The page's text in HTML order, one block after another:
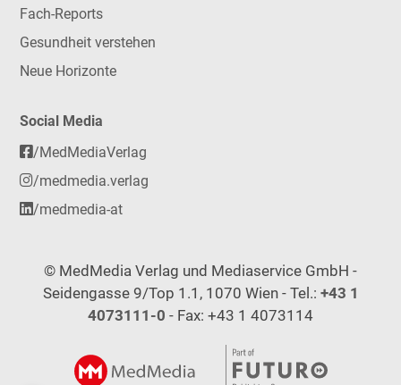
Fach-Reports
Gesundheit verstehen
Neue Horizonte
Social Media
/MedMediaVerlag
/medmedia.verlag
/medmedia-at
© MedMedia Verlag und Mediaservice GmbH -
Seidengasse 9/Top 1.1, 1070 Wien - Tel.: +43 1
4073111-0 - Fax: +43 1 4073114